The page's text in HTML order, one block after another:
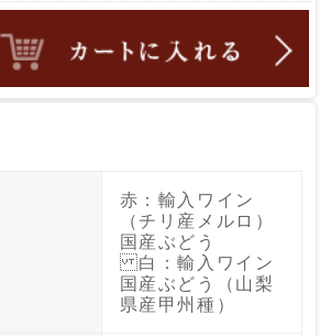
赤：輸入ワイン
（チリ産メルロ）
国産ぶどう
白：輸入ワイン
国産ぶどう（山梨
県産甲州種）